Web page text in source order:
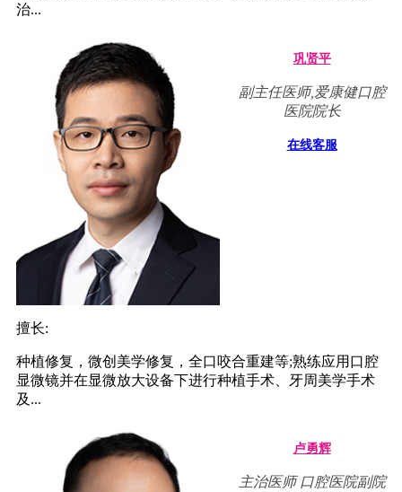
治...
巩贤平
副主任医师,爱康健口腔
医院院长
在线客服
擅长:
种植修复，微创美学修复，全口咬合重建等;熟练应用口腔
显微镜并在显微放大设备下进行种植手术、牙周美学手术
及...
卢勇辉
主治医师 口腔医院副院